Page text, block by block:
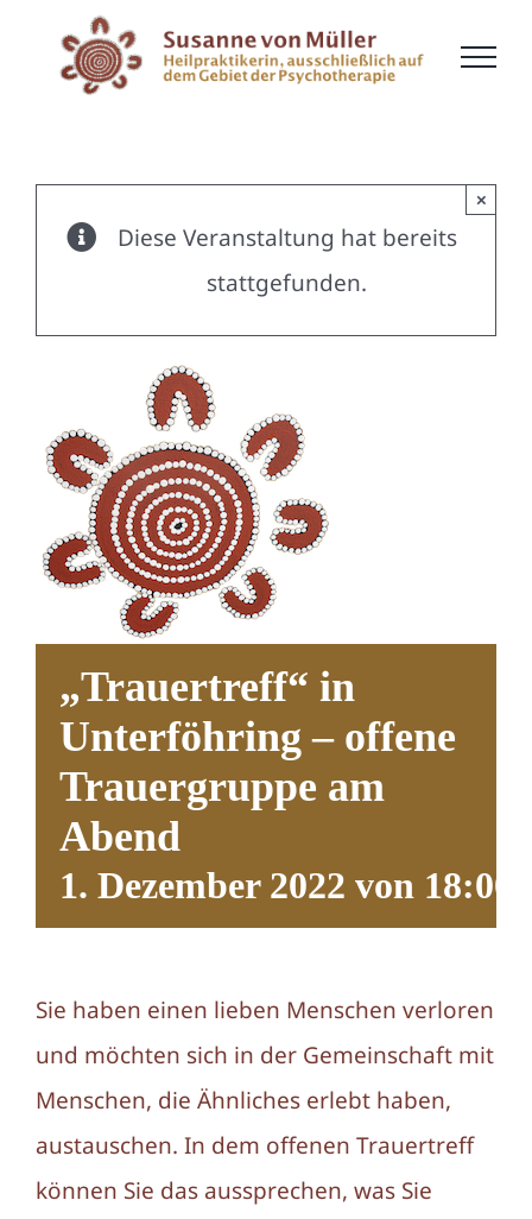
Inhalt
Diese Veranstaltung hat bereits
stattgefunden.
×
„Trauertreff“ in
Unterföhring – offene
Trauergruppe am
Abend
1. Dezember 2022 von 18:00
Sie haben einen lieben Menschen verloren
und möchten sich in der Gemeinschaft mit
Menschen, die Ähnliches erlebt haben,
austauschen. In dem offenen Trauertreff
können Sie das aussprechen, was Sie